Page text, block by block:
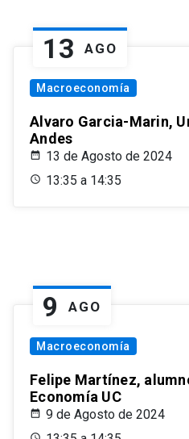
13 AGO
Macroeconomía
Alvaro Garcia-Marin,
Andes
13 de Agosto de 2024
13:35 a 14:35
9 AGO
Macroeconomía
Felipe Martínez,
Economía UC
9 de Agosto de 2024